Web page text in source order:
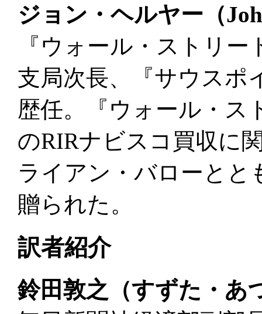
ジョン・ヘルヤー（
『ウォール・ストリ
支局次長、『サウスポ
歴任。『ウォール・ス
のRIRナビスコ買収に
ライアン・バローとと
贈られた。
訳者紹介
鈴田敦之（すずた・あ